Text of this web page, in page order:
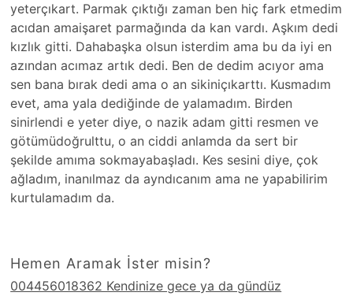
yeterçıkart. Parmak çıktığı zaman ben hiç fark etmedim
acıdan amaişaret parmağında da kan vardı. Aşkım dedi
kızlık gitti. Dahabaşka olsun isterdim ama bu da iyi en
azından acımaz artık dedi. Ben de dedim acıyor ama
sen bana bırak dedi ama o an sikiniçıkarttı. Kusmadım
evet, ama yala dediğinde de yalamadım. Birden
sinirlendi e yeter diye, o nazik adam gitti resmen ve
götümüdoğrulttu, o an ciddi anlamda da sert bir
şekilde amıma sokmayabaşladı. Kes sesini diye, çok
ağladım, inanılmaz da ayndıcanım ama ne yapabilirim
kurtulamadım da.
Hemen Aramak İster misin?
004456018362 Kendinize gece ya da gündüz